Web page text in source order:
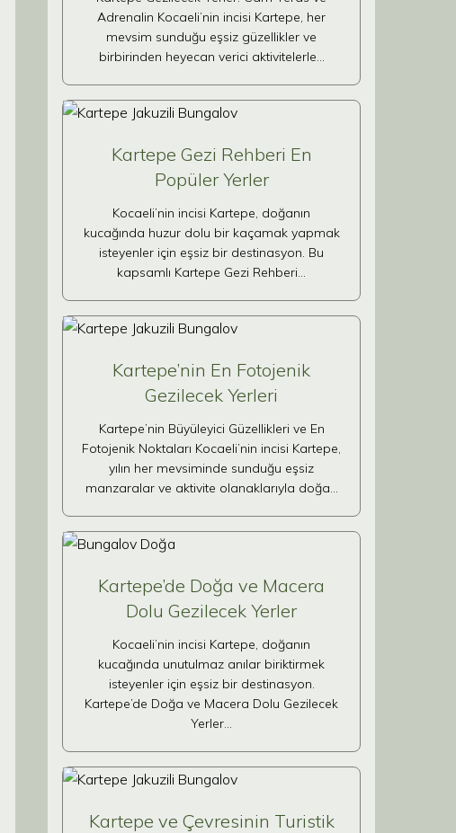
Adrenalin Kocaeli’nin incisi Kartepe, her
mevsim sunduğu eşsiz güzellikler ve
birbirinden heyecan verici aktivitelerle…
Kartepe Gezi Rehberi En
Popüler Yerler
Kocaeli’nin incisi Kartepe, doğanın
kucağında huzur dolu bir kaçamak yapmak
isteyenler için eşsiz bir destinasyon. Bu
kapsamlı Kartepe Gezi Rehberi…
Kartepe’nin En Fotojenik
Gezilecek Yerleri
Kartepe’nin Büyüleyici Güzellikleri ve En
Fotojenik Noktaları Kocaeli’nin incisi Kartepe,
yılın her mevsiminde sunduğu eşsiz
manzaralar ve aktivite olanaklarıyla doğa…
Kartepe’de Doğa ve Macera
Dolu Gezilecek Yerler
Kocaeli’nin incisi Kartepe, doğanın
kucağında unutulmaz anılar biriktirmek
isteyenler için eşsiz bir destinasyon.
Kartepe’de Doğa ve Macera Dolu Gezilecek
Yerler…
Kartepe ve Çevresinin Turistik